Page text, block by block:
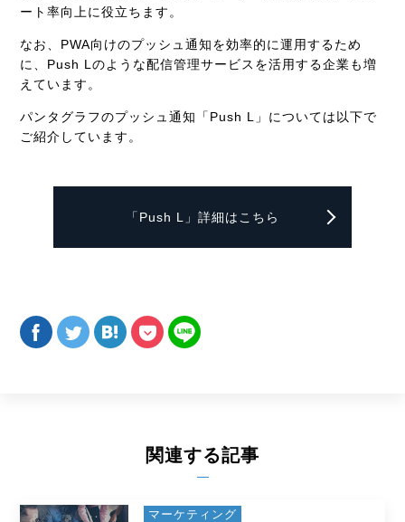
ート率向上に役立ちます。
なお、PWA向けのプッシュ通知を効率的に運用するため
に、Push Lのような配信管理サービスを活用する企業も増
えています。
パンタグラフのプッシュ通知「 Push L
」については以下で
ご紹介しています。
「Push L」詳細はこちら
関連する記事
マーケティング